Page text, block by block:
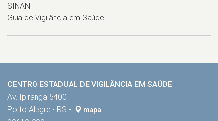
SINAN
Guia de Vigilância em Saúde
CENTRO ESTADUAL DE VIGILÂNCIA EM SAÚDE
Av. Ipiranga 5400
Porto Alegre - RS -
mapa